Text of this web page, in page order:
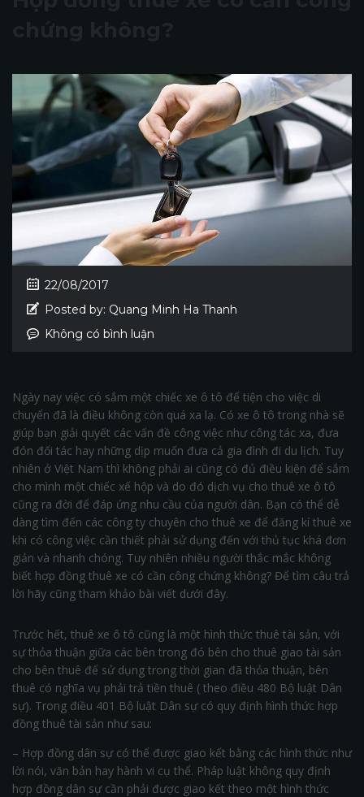
22/08/2017
Posted by: Quang Minh Ha Thanh
Không có bình luận
Ngày nay việc có sắm một chiếc xe ô tô để tiện cho việc di
chuyển đã là điều không còn quá xa lạ. Có xe ô tô trong nhà sẽ
giúp bạn giải quyết các vấn đề công việc như công tác xa, đưa
đón đối tác hay những dịp muốn đưa cả gia đình đi du lịch. Tuy
nhiên ở Việt Nam thì không phải ai cũng có đủ điều kiện để sắm
cho mình một chiếc xế hộp và do đó dịch vụ cho thuê xe ô tô
cũng ra đời để đáp ứng nhu cầu của người dân. Bạn có thể dễ
dàng tìm đến các công ty chuyên cho thuê xe để đăng kí thuê xe
khi có công việc cần thiết phải sử dụng đến với thủ tục khá đơn
giản và nhanh chóng. Tuy nhiên nhiều người thắc mắc không
biết hợp đồng thuê xe có cần công chứng không? Để tìm câu trả
lời hãy cũng tham khảo bài viết dưới đây.
Trước hết, thuê xe ô tô cũng là một hình thức thuê tài sản, với
sự thỏa thuận giữa các bên trong đó bên cho thuê giao tài sản
cho bên thuê để sử dụng trong thời gian đã thỏa thuận, bên
thuê có nghĩa vụ phải trả tiền thuê ( theo điều 480 Bộ luật Dân
sự). Trong điều 401 Bộ luật Dân sự có quy định hình thức hợp
đồng thuê tài sản như sau:
– Hợp đồng dân sự có thể được giao kết bằng các hình thức như
lời nói, văn bản hay hành vi cụ thể. Pháp luật không quy định
hợp đồng dân sự cần phải được giao kết theo một hình thức